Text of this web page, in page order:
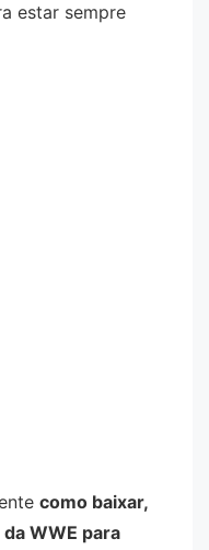
estar sempre
como baixar,
WWE para